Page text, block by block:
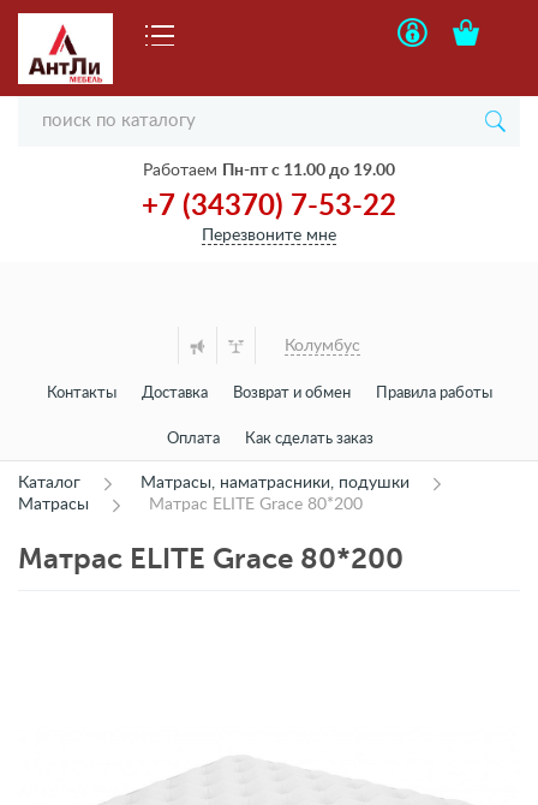
Работаем Пн-пт с 11.00 до 19.00
+7 (34370) 7-53-22
Перезвоните мне
Колумбус
Контакты Доставка Возврат и обмен Правила работы
Оплата Как сделать заказ
Каталог
Матрасы, наматрасники, подушки
Матрасы
Матрас ELITE Grace 80*200
Матрас ELITE Grace 80*200